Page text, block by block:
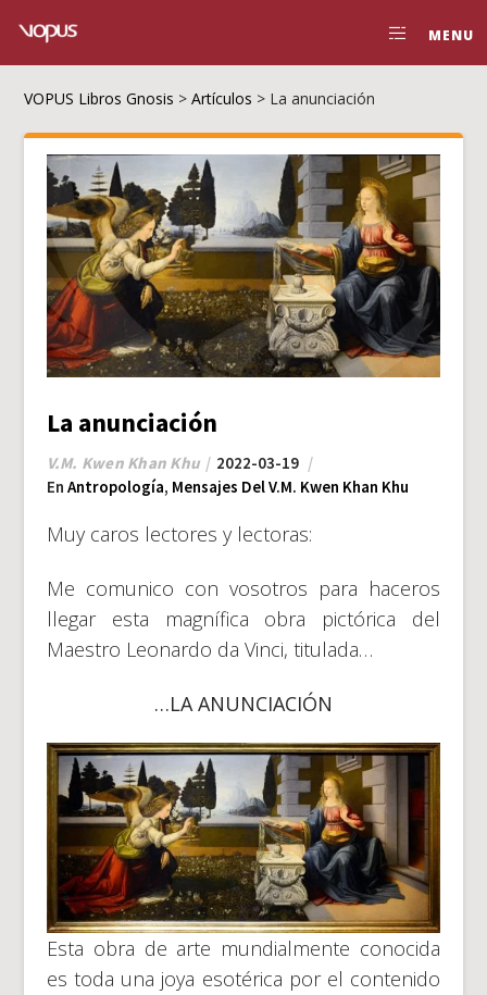
MENU
VOPUS Libros Gnosis >Artículos > La anunciación
La anunciación
V.M. Kwen Khan Khu
2022-03-19
En Antropología, Mensajes Del V.M. Kwen Khan Khu
Muy caros lectores y lectoras:
Me comunico con vosotros para haceros
llegar esta magnífica obra pictórica del
Maestro Leonardo da Vinci, titulada…
…LA ANUNCIACIÓN
Esta obra de arte mundialmente conocida
es toda una joya esotérica por el contenido